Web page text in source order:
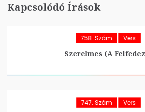
Kapcsolódó Írások
758. Szám Vers
Szerelmes (A
747. Szám Vers